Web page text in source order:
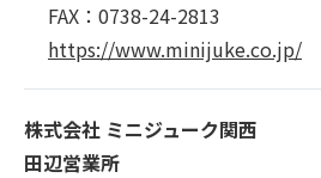
FAX：0738-24-2813
https://www.minijuke.co.jp/
株式会社 ミニジューク関西
田辺営業所